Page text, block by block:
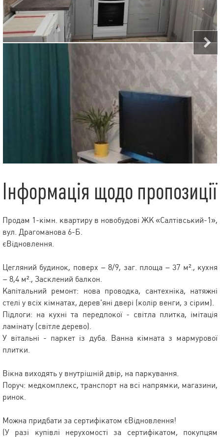
Інформація щодо пропозиції
Продам 1-кімн. квартиру в новобудові ЖК «Салтівський-1»,
вул. Драгоманова 6-Б.
єВідновлення.
Цегляний будинок, поверх – 8/9, заг. площа – 37 м²., кухня
– 8,4 м²., Засклений балкон.
Капітальний ремонт: нова проводка, сантехніка, натяжні
стелі у всіх кімнатах, дерев'яні двері (колір венги, з сірим).
Підлоги: на кухні та передпокої - світла плитка, імітація
ламінату (світле дерево).
У вітальні - паркет із дуба. Ванна кімната з мармурової
плитки.
Вікна виходять у внутрішній двір, на паркування.
Поруч: медкомплекс, транспорт на всі напрямки, магазини,
ринок.
Можна придбати за сертифікатом єВідновлення!
(У разі купівлі нерухомості за сертифікатом, покупцям